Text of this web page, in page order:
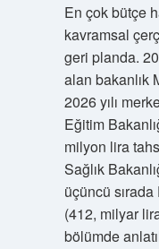
En çok bütçe
kavramsal
geri planda.
alan bakanlık
2026 yılı
Eğitim
milyon lira
Sağlık
üçüncü
(412, milyar
bölümde